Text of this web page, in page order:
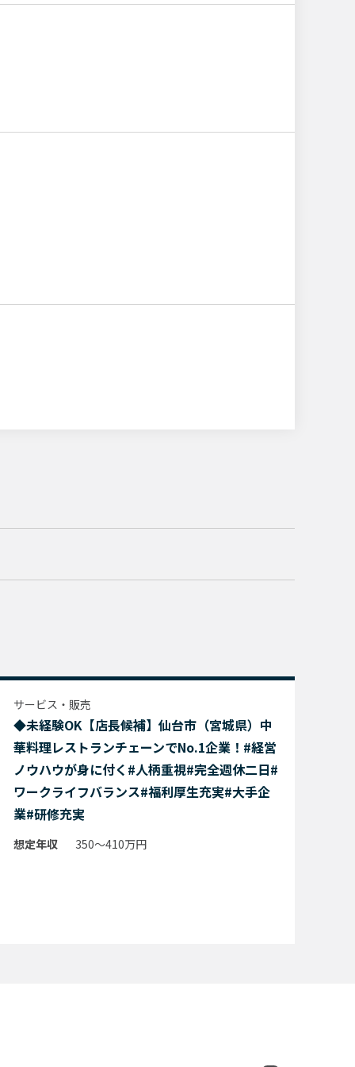
サービス・販売
◆未経験OK【店長候補】仙台市（宮城県）中
華料理レストランチェーンでNo.1企業！#経営
ノウハウが身に付く#人柄重視#完全週休二日#
ワークライフバランス#福利厚生充実#大手企
業#研修充実
想定年収 350～410万円